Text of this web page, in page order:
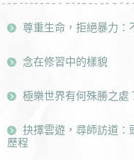
尊重生命，拒絕暴力：
念在修習中的樣貌
極樂世界有何殊勝之處
抉擇雲遊，尋師訪道：
歷程